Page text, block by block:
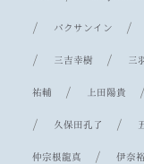
/ パクサンイン /
/ 三吉幸樹 / 三
祐輔 / 上田陽貴
/ 久保田孔了 /
仲宗根龍真 /伊奈